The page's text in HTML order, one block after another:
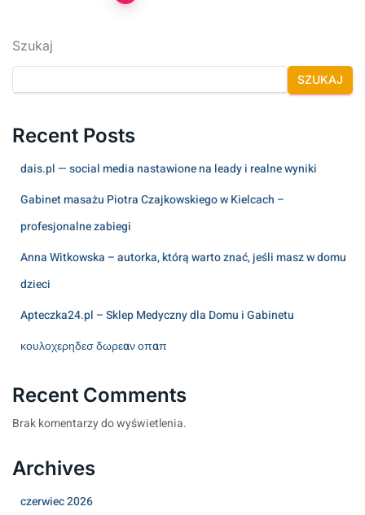
Szukaj
SZUKAJ
Recent Posts
dais.pl — social media nastawione na leady i realne wyniki
Gabinet masażu Piotra Czajkowskiego w Kielcach –
profesjonalne zabiegi
Anna Witkowska – autorka, którą warto znać, jeśli masz w domu
dzieci
Apteczka24.pl – Sklep Medyczny dla Domu i Gabinetu
κουλοχερηδεσ δωρεαν οπαπ
Recent Comments
Brak komentarzy do wyświetlenia.
Archives
czerwiec 2026